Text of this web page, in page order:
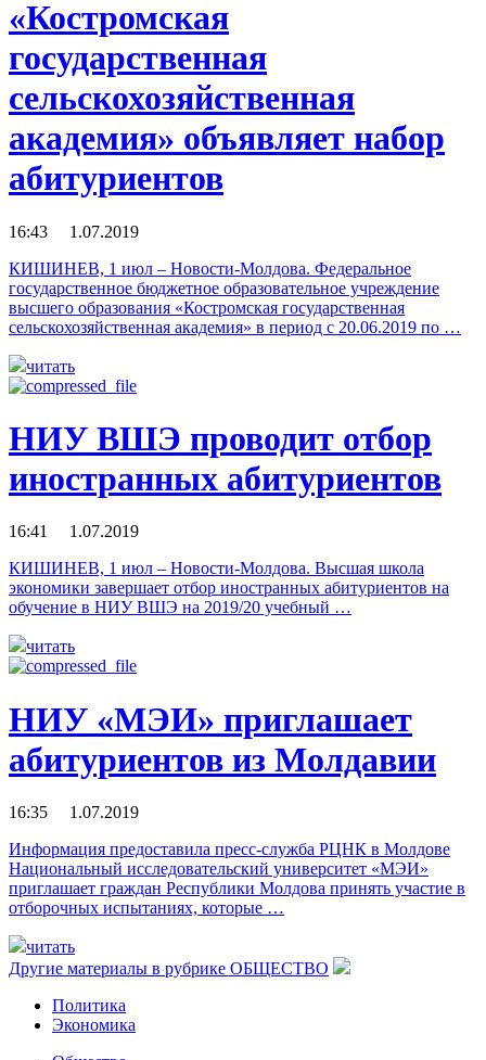
«Костромская
государственная
сельскохозяйственная
академия» объявляет набор
абитуриентов
16:43 1.07.2019
КИШИНЕВ, 1 июл – Новости-Молдова. Федеральное
государственное бюджетное образовательное учреждение
высшего образования «Костромская государственная
сельскохозяйственная академия» в период с 20.06.2019 по …
читать
НИУ ВШЭ проводит отбор
иностранных абитуриентов
16:41 1.07.2019
КИШИНЕВ, 1 июл – Новости-Молдова. Высшая школа
экономики завершает отбор иностранных абитуриентов на
обучение в НИУ ВШЭ на 2019/20 учебный …
читать
НИУ «МЭИ» приглашает
абитуриентов из Молдавии
16:35 1.07.2019
Информация предоставила пресс-служба РЦНК в Молдове
Национальный исследовательский университет «МЭИ»
приглашает граждан Республики Молдова принять участие в
отборочных испытаниях, которые …
читать
Другие материалы в рубрике ОБЩЕСТВО
Политика
Экономика